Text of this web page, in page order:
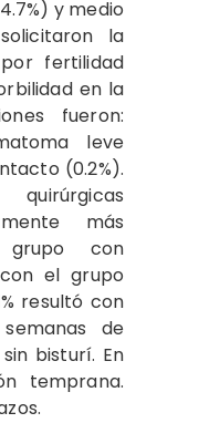
y medio
la
fertilidad
en la
fueron:
leve
(0.2%).
más
con
el grupo
resultó con
de
bisturí. En
temprana.